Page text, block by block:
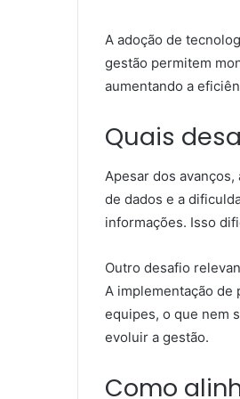
A adoção de
gestão permitem
aumentando a
Quais
Apesar dos
de dados e a
informações. Isso
Outro desafio
A implementação de
equipes, o que nem
evoluir a gestão.
Como